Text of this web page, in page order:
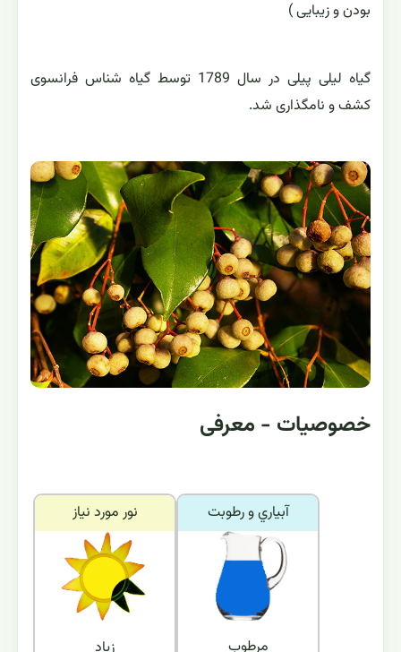
بودن و زیبایی )
گیاه لیلی پیلی در سال 1789 توسط گیاه شناس فرانسوی
کشف و نامگذاری شد.
خصوصیات - معرفی
نور مورد نياز آبياري و رطوبت
مرطوب